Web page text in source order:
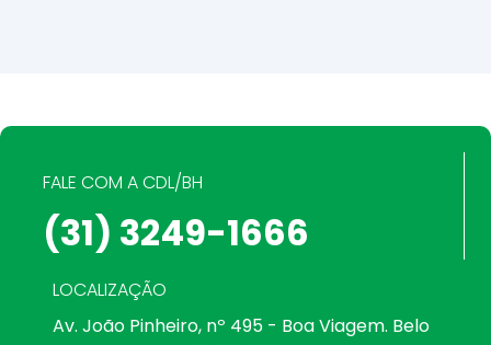
FALE COM A CDL/BH
(31) 3249-1666
LOCALIZAÇÃO
Av. João Pinheiro, nº 495 - Boa Viagem. Belo